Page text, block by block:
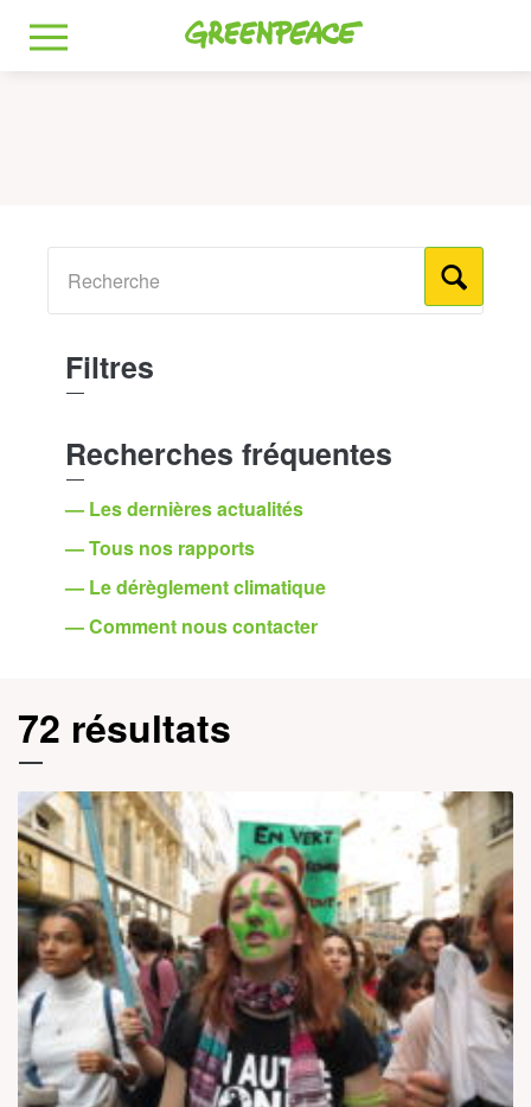
Greenpeace
MENU
Filtres
Recherches fréquentes
— Les dernières actualités
— Tous nos rapports
— Le dérèglement climatique
— Comment nous contacter
72 résultats